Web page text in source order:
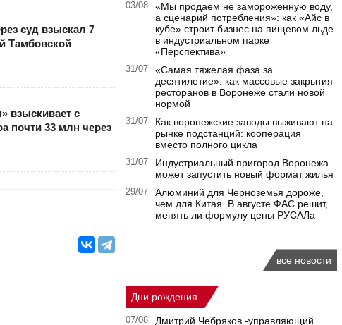
суд взыскал 7
Тамбовской
взыскивает с
почти 33 млн через
03/08
«Мы продаем не замороженную воду,
а сценарий потребления»: как «Айс в
кубе» строит бизнес на пищевом льде
в индустриальном парке
«Перспектива»
31/07
«Самая тяжелая фаза за
десятилетие»: как массовые закрытия
ресторанов в Воронеже стали новой
нормой
31/07
Как воронежские заводы выживают на
рынке подстанций: кооперация
вместо полного цикла
31/07
Индустриальный пригород Воронежа
может запустить новый формат жилья
29/07
Алюминий для Черноземья дороже,
чем для Китая. В августе ФАС решит,
менять ли формулу цены РУСАЛа
все новости
Дни рождения
07/08
Дмитрий Чебряков -управляющий